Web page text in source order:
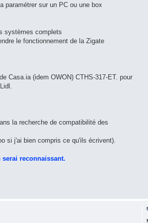
paramétrer sur un PC ou une box
systèmes complets
le fonctionnement de la Zigate
Casa.ia (idem OWON) CTHS-317-ET. pour
la recherche de compatibilité des
si j'ai bien compris ce qu'ils écrivent).
reconnaissant.